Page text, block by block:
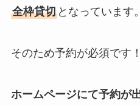
全枠貸切となっています。
そのため予約が必須です！
ホームページにて予約が